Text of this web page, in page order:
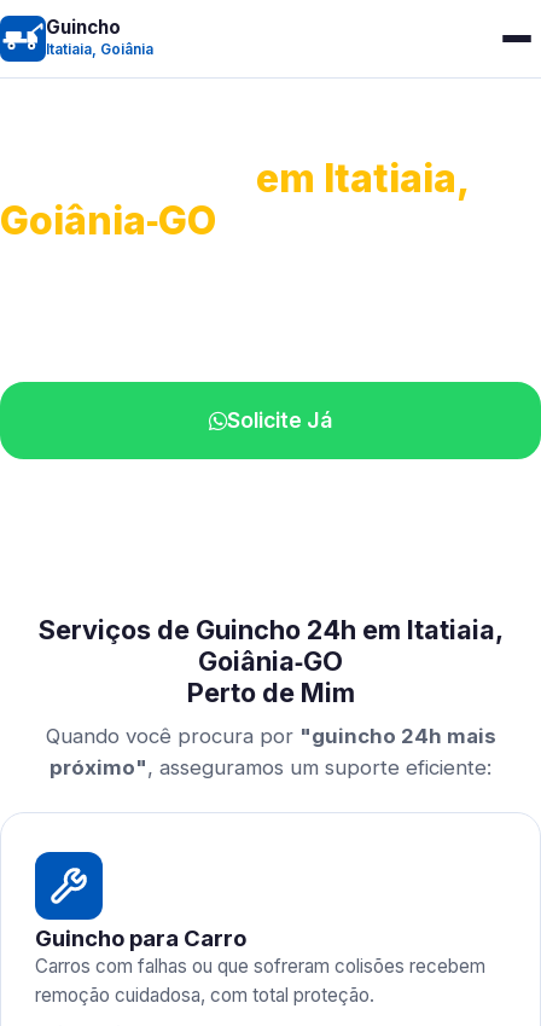
Guincho
Itatiaia, Goiânia
em Itatiaia,
Goiânia‑GO
Solicite Já
Serviços de Guincho 24h em Itatiaia,
Goiânia‑GO
Perto de Mim
Quando você procura por "guincho 24h mais
próximo", asseguramos um suporte eficiente:
Guincho para Carro
Carros com falhas ou que sofreram colisões recebem
remoção cuidadosa, com total proteção.